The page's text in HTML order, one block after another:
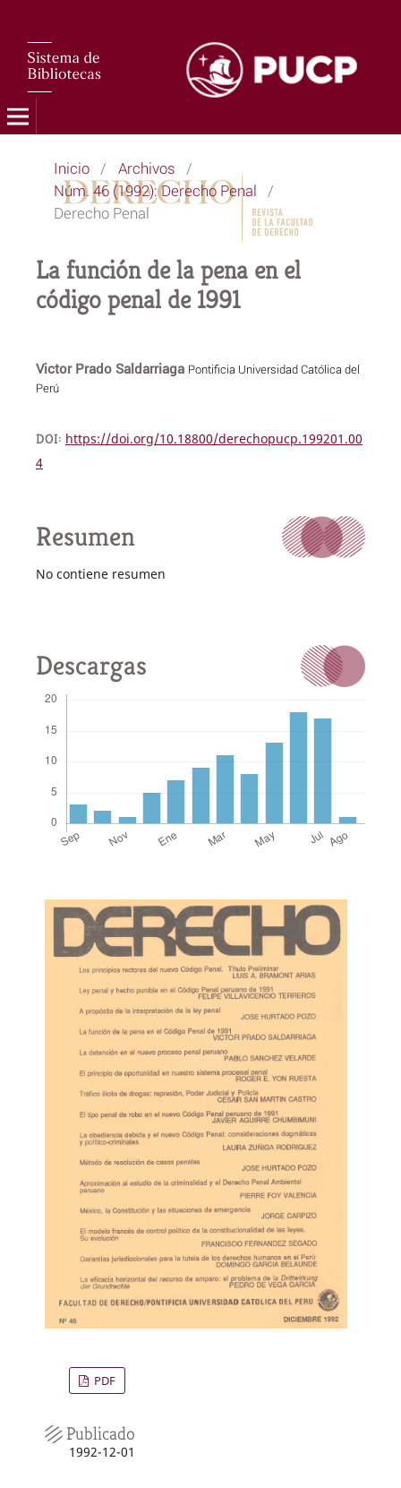
Inicio / Archivos /
Núm. 46 (1992): Derecho Penal /
Derecho Penal
La función de la pena en el
código penal de 1991
Victor Prado Saldarriaga Pontificia Universidad Católica del
Perú
DOI: https://doi.org/10.18800/derechopucp.199201.00
4
Resumen
No contiene resumen
Descargas
PDF
Publicado
1992-12-01